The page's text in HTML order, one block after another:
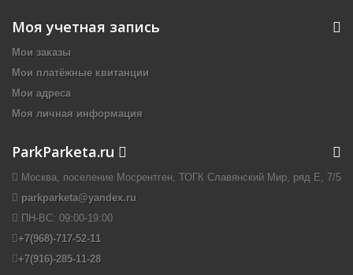
Моя учетная запись
Мои заказы
Мои платёжные квитанции
Мои адреса
Моя личная информация
ParkParketa.ru
Москва, поселение Мосрентген, ТОГК Славянский Мир, ряд Е, 7/5
parkparketa@yandex.ru
ПН-ВС: 09:00-19:00
+7(968)-717-52-11
+7(916)-285-11-28